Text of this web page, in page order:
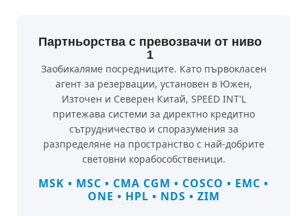
Партньорства с превозвачи от ниво
1
Заобикаляме посредниците. Като първокласен
агент за резервации, установен в Южен,
Източен и Северен Китай, SPEED INT'L
притежава системи за директно кредитно
сътрудничество и споразумения за
разпределяне на пространство с най-добрите
световни корабособственици.
MSK • MSC • CMA CGM • COSCO • EMC •
ONE • HPL • NDS • ZIM